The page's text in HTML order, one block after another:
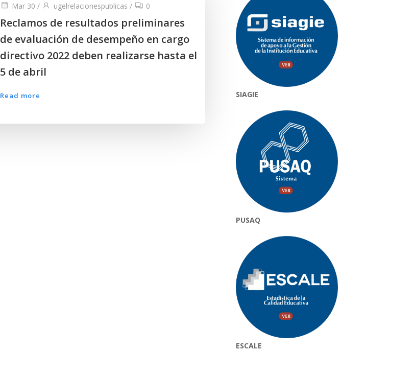
Mar 30 / ugelrelacionespublicas / 0
Reclamos de resultados preliminares
de evaluación de desempeño en cargo
directivo 2022 deben realizarse hasta el
5 de abril
Read more SIAGIE
PUSAQ
ESCALE